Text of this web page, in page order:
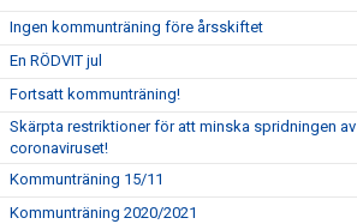
Ingen kommunträning före årsskiftet
En RÖDVIT jul
Fortsatt kommunträning!
Skärpta restriktioner för att minska spridningen av
coronaviruset!
Kommunträning 15/11
Kommunträning 2020/2021